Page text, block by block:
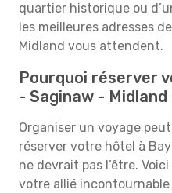
quartier historique ou
les meilleures adresses
Midland vous attendent.
Pourquoi réserver
- Saginaw - Midland
Organiser un voyage
réserver votre hôtel à
ne devrait pas l’être.
votre allié incontournable